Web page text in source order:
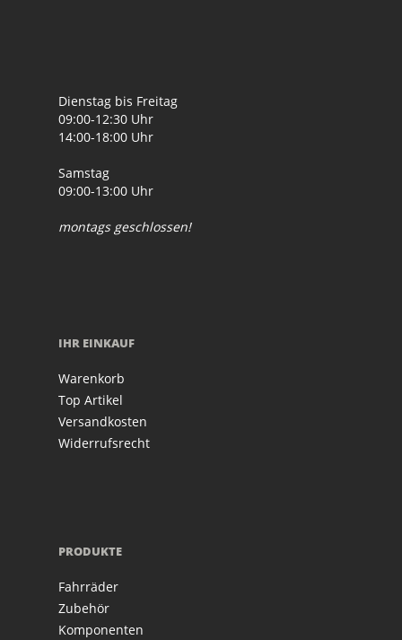
Dienstag bis Freitag
09:00-12:30 Uhr
14:00-18:00 Uhr
Samstag
09:00-13:00 Uhr
montags geschlossen!
IHR EINKAUF
Warenkorb
Top Artikel
Versandkosten
Widerrufsrecht
PRODUKTE
Fahrräder
Zubehör
Komponenten